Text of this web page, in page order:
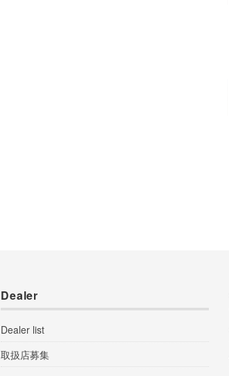
Dealer
Dealer list
取扱店募集